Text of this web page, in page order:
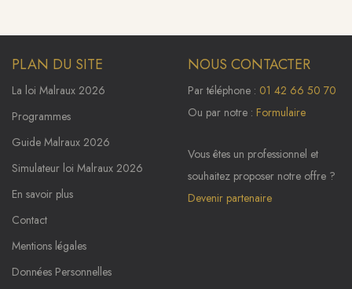
PLAN DU SITE
La loi Malraux 2026
Programmes
Guide Malraux 2026
Simulateur loi Malraux 2026
En savoir plus
Contact
Mentions légales
Données Personnelles
NOUS CONTACTER
Par téléphone : 01 42 66 50 70
Ou par notre : Formulaire
Vous êtes un professionnel et
souhaitez proposer notre offre ?
Devenir partenaire